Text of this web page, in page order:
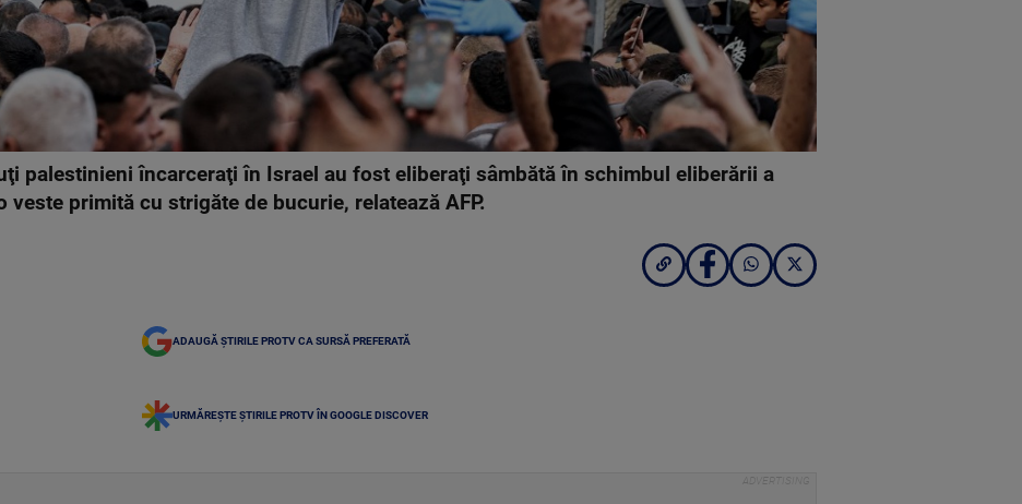
palestinieni încarceraţi în Israel au fost eliberaţi sâmbătă în schimbul eliberării a
veste primită cu strigăte de bucurie, relatează AFP.
ADAUGĂ ȘTIRILE PROTV CA SURSĂ PREFERATĂ
URMĂREȘTE ȘTIRILE PROTV ÎN GOOGLE DISCOVER